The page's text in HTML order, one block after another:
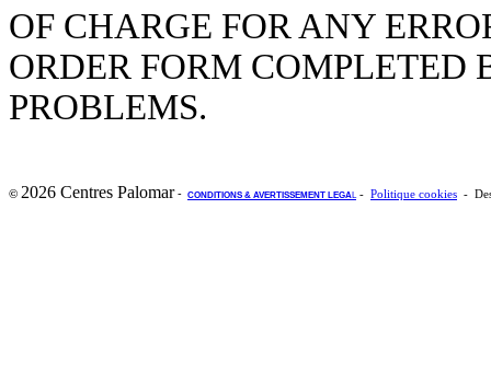
OF CHARGE FOR ANY
ORDER FORM COMPLETED
PROBLEMS.
© 2026 Centres Palomar- CONDITIONS & AVERTISSEMENT LEGAL - Politique cookies -